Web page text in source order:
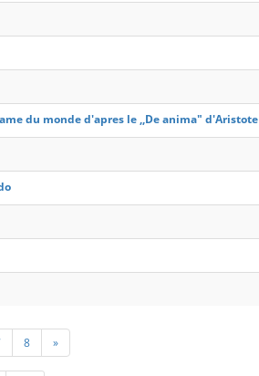
du monde d'apres le ,,De anima" d'Aristote
8 »